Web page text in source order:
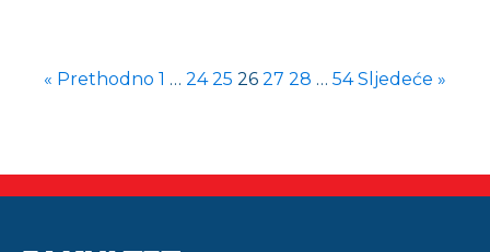
« Prethodno 1 … 24 25 26 27 28 … 54 Sljedeće »